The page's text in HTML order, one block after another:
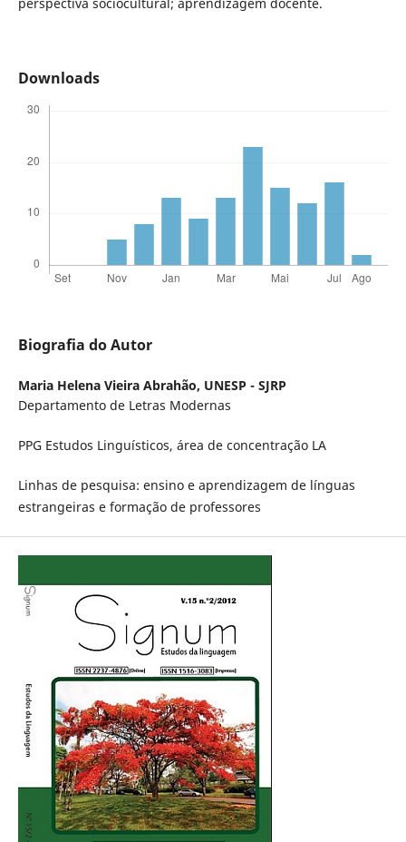
Downloads
Biografia do Autor
Maria Helena Vieira Abrahão, UNESP - SJRP
Departamento de Letras Modernas
PPG Estudos Linguísticos, área de concentração LA
Linhas de pesquisa: ensino e aprendizagem de línguas
estrangeiras e formação de professores